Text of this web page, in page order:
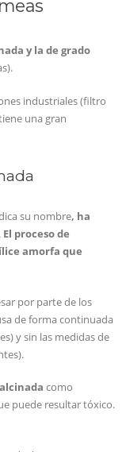
y la de grado
industriales (filtro
una gran
su nombre, ha
. El proceso de
amorfa que
por parte de los
de forma continuada
y sin las medidas de
como
puede resultar tóxico.